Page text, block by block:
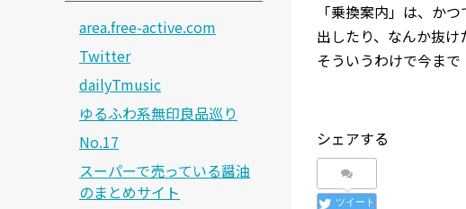
「乗換案内」は、か
出したり、なんか抜
そういうわけで今まで
シェアする
ツイート
area.free-active.com
Twitter
dailyTmusic
ゆるふわ系無印良品巡り
No.17
スーパーで売っている醤油
のまとめサイト